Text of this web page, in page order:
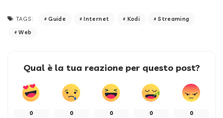
TAGS: Guide Internet Kodi
Streaming
Web
Qual è la tua reazione per questo post?
0 0 0 0 0